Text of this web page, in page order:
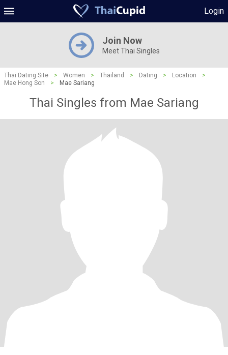
Login
Join Now
Meet Thai Singles
Thai Dating Site > Women > Thailand > Dating > Location
>
Mae Hong Son
> Mae Sariang
Thai Singles from Mae Sariang